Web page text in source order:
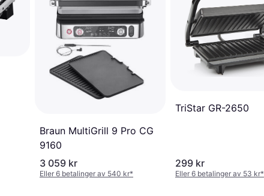
Braun MultiGrill 9 Pro CG
9160
3 059 kr
Eller 6 betalinger av 540 kr*
TriStar GR-2650
299 kr
Eller 6 betalinger av 53 kr*